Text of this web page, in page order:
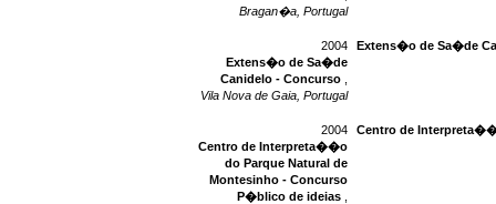
Bragan�a, Portugal
2004
Extens�o de Sa�de
Canidelo - Concurso
Vila Nova de Gaia, Portugal
Extens�o de Sa�de
2004
Centro de Interpreta��o
do Parque Natural de
Montesinho - Concurso
P�blico de ideias
Centro de